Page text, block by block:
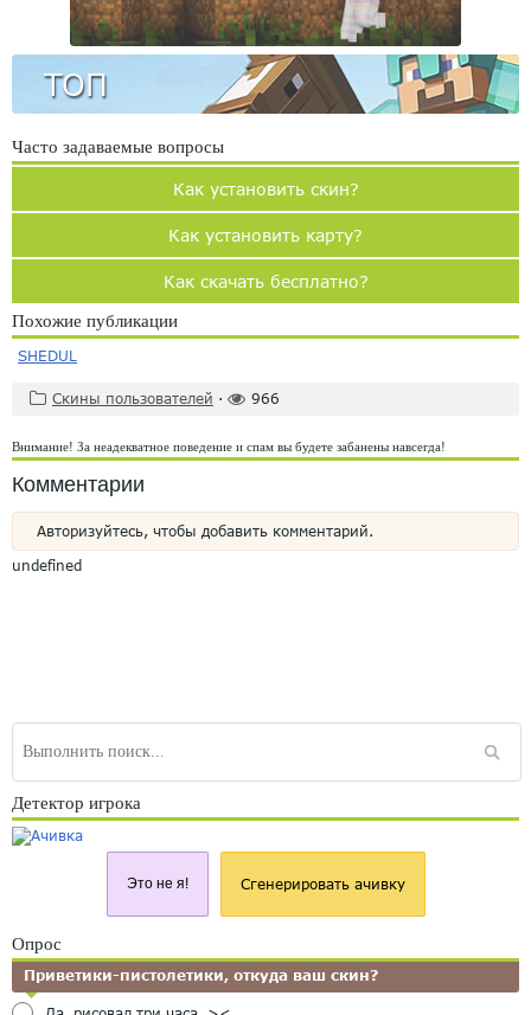
ТОП
Часто задаваемые вопросы
Как установить скин?
Как установить карту?
Как скачать бесплатно?
Похожие публикации
SHEDUL
Скины пользователей · 966
Внимание! За неадекватное поведение и спам вы будете забанены навсегда!
Комментарии
Авторизуйтесь, чтобы добавить комментарий.
undefined
Детектор игрока
Это не я! Сгенерировать ачивку
Опрос
Приветики-пистолетики, откуда ваш скин?